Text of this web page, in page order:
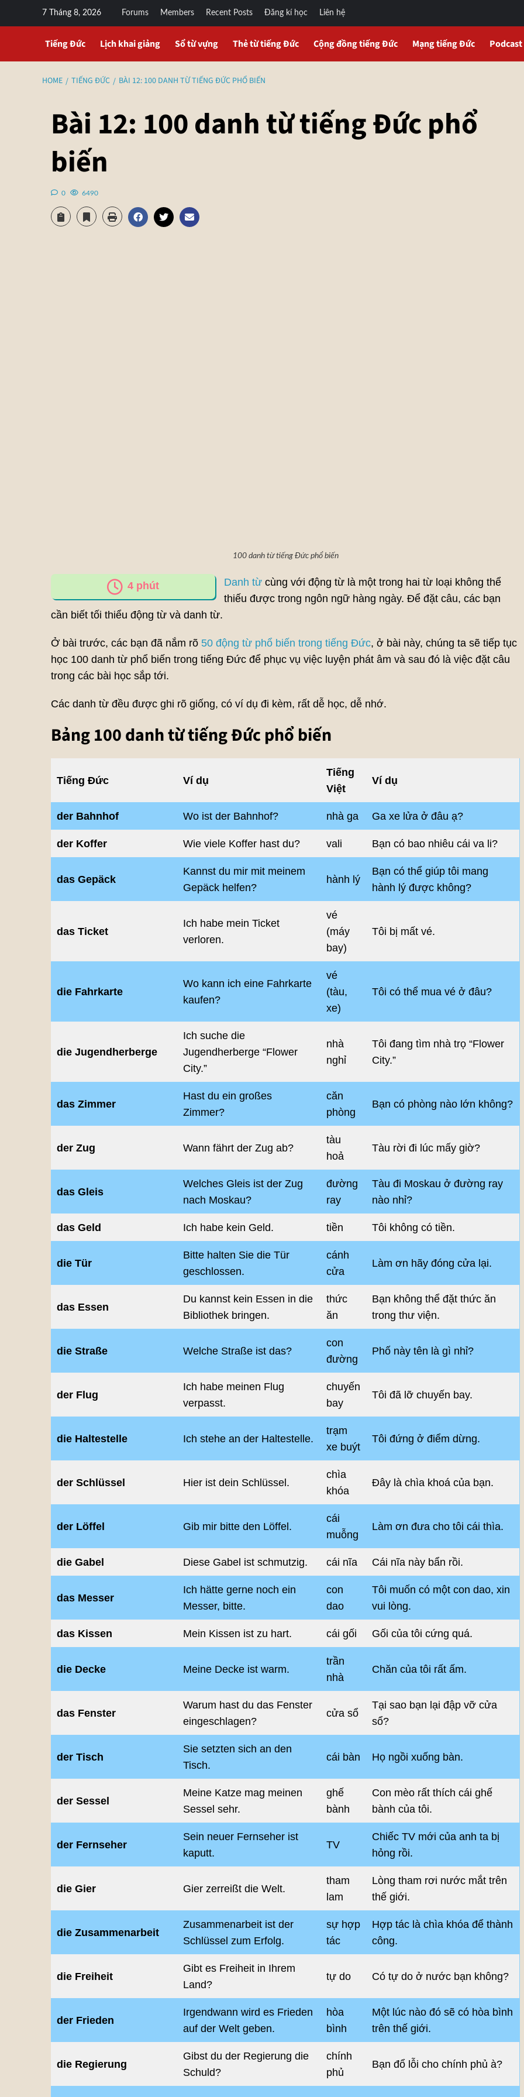
7 Tháng 8, 2026 Forums Members Recent Posts Đăng kí học Liên hệ
Tiếng Đức Lịch khai giảng Sổ từ vựng Thẻ từ tiếng Đức Cộng đồng tiếng Đức Mạng tiếng Đức Podcast
HOME TIẾNG ĐỨC BÀI 12: 100 DANH TỪ TIẾNG ĐỨC PHỔ BIẾN
Bài 12: 100 danh từ tiếng Đức phổ
biến
0 6490
100 danh từ tiếng Đức phổ biến
4 phút Danh từcùng với động từ là một trong hai từ loại không thể
thiếu được trong ngôn ngữ hàng ngày. Để đặt câu, các bạn
cần biết tối thiểu động từ và danh từ.
Ở bài trước, các bạn đã nắm rõ 50 động từ phổ biến trong tiếng Đức, ở bài này, chúng ta sẽ tiếp tục
học 100 danh từ phổ biến trong tiếng Đức để phục vụ việc luyện phát âm và sau đó là việc đặt câu
trong các bài học sắp tới.
Các danh từ đều được ghi rõ giống, có ví dụ đi kèm, rất dễ học, dễ nhớ.
Bảng 100 danh từ tiếng Đức phổ biến
Tiếng Đức Ví dụ
Tiếng
Việt
Ví dụ
der Bahnhof Wo ist der Bahnhof? nhà ga Ga xe lửa ở đâu ạ?
der Koffer Wie viele Koffer hast du? vali Bạn có bao nhiêu cái va li?
das Gepäck
Kannst du mir mit meinem
Gepäck helfen?
hành lý
Bạn có thể giúp tôi mang
hành lý được không?
das Ticket
Ich habe mein Ticket
verloren.
vé
(máy
bay)
Tôi bị mất vé.
die Fahrkarte
Wo kann ich eine Fahrkarte
kaufen?
vé
(tàu,
xe)
Tôi có thể mua vé ở đâu?
die Jugendherberge
Ich suche die
Jugendherberge “Flower
City.”
nhà
nghỉ
Tôi đang tìm nhà trọ “Flower
City.”
das Zimmer
Hast du ein großes
Zimmer?
căn
phòng
Bạn có phòng nào lớn không?
der Zug Wann fährt der Zug ab?
tàu
hoả
Tàu rời đi lúc mấy giờ?
das Gleis
Welches Gleis ist der Zug
nach Moskau?
đường
ray
Tàu đi Moskau ở đường ray
nào nhỉ?
das Geld Ich habe kein Geld. tiền Tôi không có tiền.
die Tür
Bitte halten Sie die Tür
geschlossen.
cánh
cửa
Làm ơn hãy đóng cửa lại.
das Essen
Du kannst kein Essen in die
Bibliothek bringen.
thức
ăn
Bạn không thể đặt thức ăn
trong thư viện.
die Straße Welche Straße ist das?
con
đường
Phố này tên là gì nhỉ?
der Flug
Ich habe meinen Flug
verpasst.
chuyến
bay
Tôi đã lỡ chuyến bay.
die Haltestelle Ich stehe an der Haltestelle.
trạm
xe buýt
Tôi đứng ở điểm dừng.
der Schlüssel Hier ist dein Schlüssel.
chìa
khóa
Đây là chìa khoá của bạn.
der Löffel Gib mir bitte den Löffel.
cái
muỗng
Làm ơn đưa cho tôi cái thìa.
die Gabel Diese Gabel ist schmutzig. cái nĩa Cái nĩa này bẩn rồi.
das Messer
Ich hätte gerne noch ein
Messer, bitte.
con
dao
Tôi muốn có một con dao, xin
vui lòng.
das Kissen Mein Kissen ist zu hart. cái gối Gối của tôi cứng quá.
die Decke Meine Decke ist warm.
trần
nhà
Chăn của tôi rất ấm.
das Fenster
Warum hast du das Fenster
eingeschlagen?
cửa sổ
Tại sao bạn lại đập vỡ cửa
sổ?
der Tisch
Sie setzten sich an den
Tisch.
cái bàn Họ ngồi xuống bàn.
der Sessel
Meine Katze mag meinen
Sessel sehr.
ghế
bành
Con mèo rất thích cái ghế
bành của tôi.
der Fernseher
Sein neuer Fernseher ist
kaputt.
TV
Chiếc TV mới của anh ta bị
hỏng rồi.
die Gier Gier zerreißt die Welt.
tham
lam
Lòng tham rơi nước mắt trên
thế giới.
die Zusammenarbeit
Zusammenarbeit ist der
Schlüssel zum Erfolg.
sự hợp
tác
Hợp tác là chìa khóa để thành
công.
die Freiheit
Gibt es Freiheit in Ihrem
Land?
tự do Có tự do ở nước bạn không?
der Frieden
Irgendwann wird es Frieden
auf der Welt geben.
hòa
bình
Một lúc nào đó sẽ có hòa bình
trên thế giới.
die Regierung
Gibst du der Regierung die
Schuld?
chính
phủ
Bạn đổ lỗi cho chính phủ à?